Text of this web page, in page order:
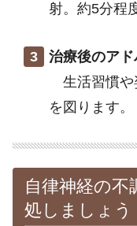
射。約5分程
治療後のアド
生活習慣や
を図ります。
自律神経の
処しましょう